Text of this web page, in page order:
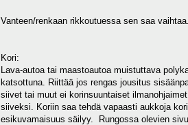
Vanteen/renkaan rikkoutuessa sen saa vaihtaa.
Kori:
Lava-autoa tai maastoautoa muistuttava
katsottuna. Riittää jos rengas jousitus
siivet tai muut ei korinsuuntaiset
siiveksi. Koriin saa tehdä vapaasti aukkoja
esikuvamaisuus säilyy. Rungossa olevien